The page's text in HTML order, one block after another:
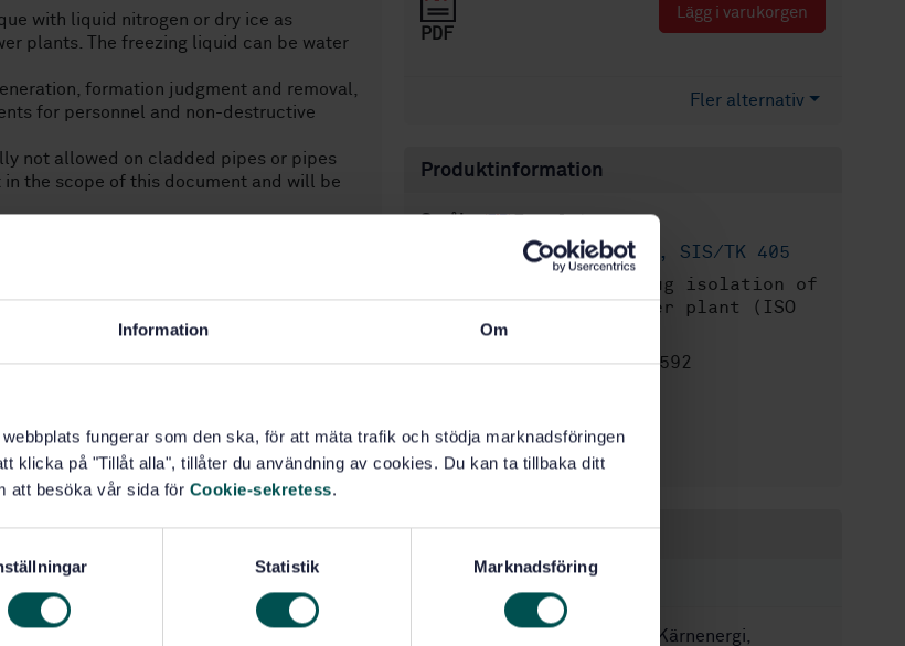
Information Om
fungerar som den ska, för att mäta trafik och stödja marknadsföringen
klicka på "Tillåt alla", tillåter du användning av cookies. Du kan ta tillbaka ditt
att besöka vår sida för Cookie-sekretess.
Statistik Marknadsföring
with liquid nitrogen or dry ice as
plants. The freezing liquid can be water
formation judgment and removal,
for personnel and non-destructive
not allowed on cladded pipes or pipes
the scope of this document and will be
(27.120.20)
PDF
Lägg i varukorgen
Fler alternativ
Produktinformation
Språk: Engelska
Framtagen av: Kärnenergi, SIS/TK 405
Ice plug isolation of
piping in nuclear power plant (ISO
23467:2020, IDT)
Artikelnummer:STD-80026592
Fastställd: 2020-12-11
Antal sidor:24
Inom samma område
Kärnenergi,